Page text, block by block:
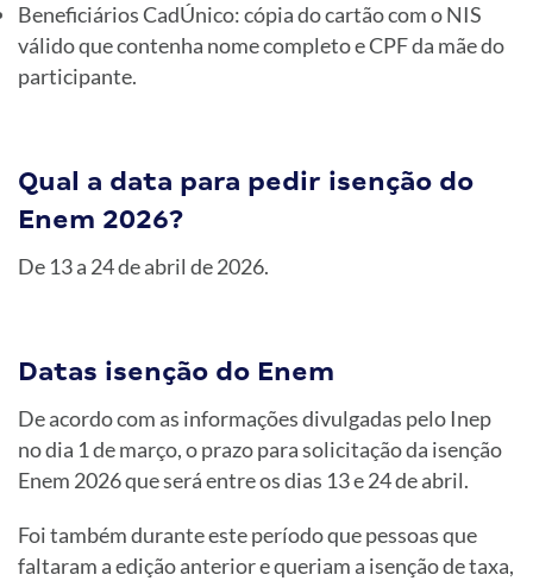
Beneficiários CadÚnico: cópia do cartão com o NIS
válido que contenha nome completo e CPF da mãe do
participante.
Qual a data para pedir isenção do
Enem 2026?
De 13 a 24 de abril de 2026.
Datas isenção do Enem
De acordo com as informações divulgadas pelo Inep
no dia 1 de março, o prazo para solicitação da isenção
Enem 2026 que será entre os dias 13 e 24 de abril.
Foi também durante este período que pessoas que
faltaram a edição anterior e queriam a isenção de taxa,